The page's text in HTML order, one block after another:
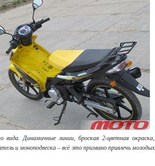
вида. Динамичные линии, броская 2-цветная окраска,
и моноподвеска – всё это призвано привлечь молодых